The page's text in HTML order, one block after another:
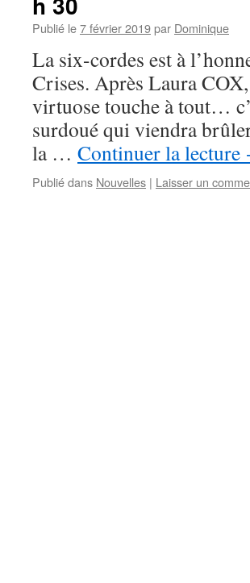
Publié le7 février 2019par Dominique
La six-cordes est à
Crises. Après Laura
virtuose touche à tout…
surdoué qui viendra
la … Continuer la lecture
Publié dans Nouvelles | Laisser un